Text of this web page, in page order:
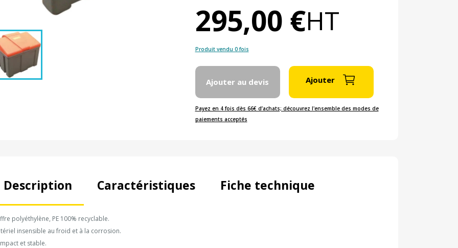
295,00 €HT
Produit vendu 0 fois
Ajouter au devis Ajouter
Payez en 4 fois dès 66€ d’achats; découvrez l'ensemble des modes de
paiements acceptés
Description Caractéristiques Fiche technique
polyéthylène, PE 100% recyclable.
insensible au froid et à la corrosion.
et stable.